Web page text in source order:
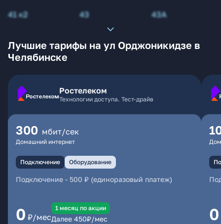
41 к2
43 43А
Лучшие тарифы на ул Орджоникидзе в
Челябинске
Ростелеком
Технологии доступа. Тест-драйв
300 мбит/сек
Домашний интернет
Подключение Оборудование
Подключение - 500 ₽ (единоразовый платеж)
0 ₽/мес
1 месяц по акции
Далее 450₽/мес 0